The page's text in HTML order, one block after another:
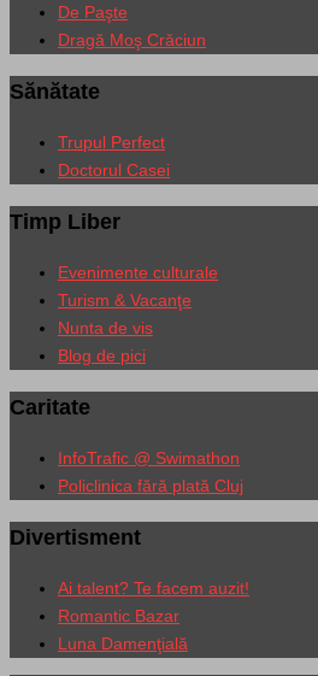
De Paşte
Dragă Moş Crăciun
Sănătate
Trupul Perfect
Doctorul Casei
Timp Liber
Evenimente culturale
Turism & Vacanţe
Nunta de vis
Blog de pici
Caritate
InfoTrafic @ Swimathon
Policlinica fără plată Cluj
Divertisment
Ai talent? Te facem auzit!
Romantic Bazar
Luna Damenţială